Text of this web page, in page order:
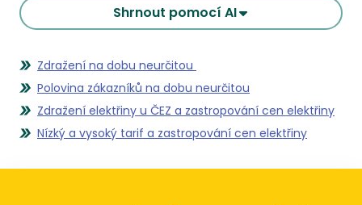
Shrnout pomocí AI
Zdražení na dobu neurčitou
Polovina zákazníků na dobu neurčitou
Zdražení elektřiny u ČEZ a zastropování cen elektřiny
Nízký a vysoký tarif a zastropování cen elektřiny